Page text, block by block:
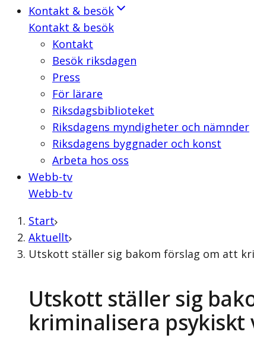
Kontakt & besök
Kontakt & besök
Kontakt
Besök riksdagen
Press
För lärare
Riksdagsbiblioteket
Riksdagens myndigheter och nämnder
Riksdagens byggnader och konst
Arbeta hos oss
Webb-tv
Webb-tv
Start
Aktuellt
Utskott ställer sig bakom förslag om att
Utskott ställer sig
kriminalisera psykiskt